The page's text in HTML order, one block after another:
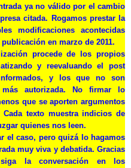
ya no válido por el cambio
citada. Rogamos prestar la
modificaciones acontecidas
en marzo de 2011.
procede de los propios
y reevaluando el post
y los que no son
autorizada. No firmar lo
que se aporten argumentos
texto muestra indicios de
quienes nos leen.
el caso, pero quizá lo hagamos
muy viva y debatida. Gracias
la conversación en los